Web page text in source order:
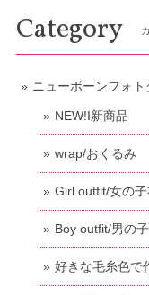
Category
ニューボーンフォト
NEW!I新商品
wrap/おくるみ
Girl outfit/女の子
Boy outfit/男の
好きな毛糸色で